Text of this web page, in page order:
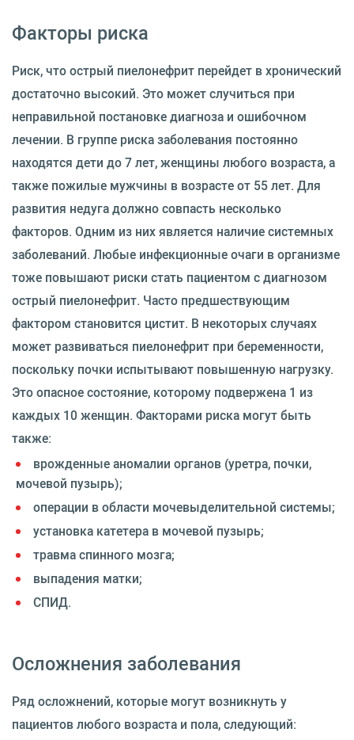
Факторы риска
Риск, что острый пиелонефрит перейдет в хронический
достаточно высокий. Это может случиться при
неправильной постановке диагноза и ошибочном
лечении. В группе риска заболевания постоянно
находятся дети до 7 лет, женщины любого возраста, а
также пожилые мужчины в возрасте от 55 лет. Для
развития недуга должно совпасть несколько
факторов. Одним из них является наличие системных
заболеваний. Любые инфекционные очаги в организме
тоже повышают риски стать пациентом с диагнозом
острый пиелонефрит. Часто предшествующим
фактором становится цистит. В некоторых случаях
может развиваться пиелонефрит при беременности,
поскольку почки испытывают повышенную нагрузку.
Это опасное состояние, которому подвержена 1 из
каждых 10 женщин. Факторами риска могут быть
также:
врожденные аномалии органов (уретра, почки,
мочевой пузырь);
операции в области мочевыделительной системы;
установка катетера в мочевой пузырь;
травма спинного мозга;
выпадения матки;
СПИД.
Осложнения заболевания
Ряд осложнений, которые могут возникнуть у
пациентов любого возраста и пола, следующий: